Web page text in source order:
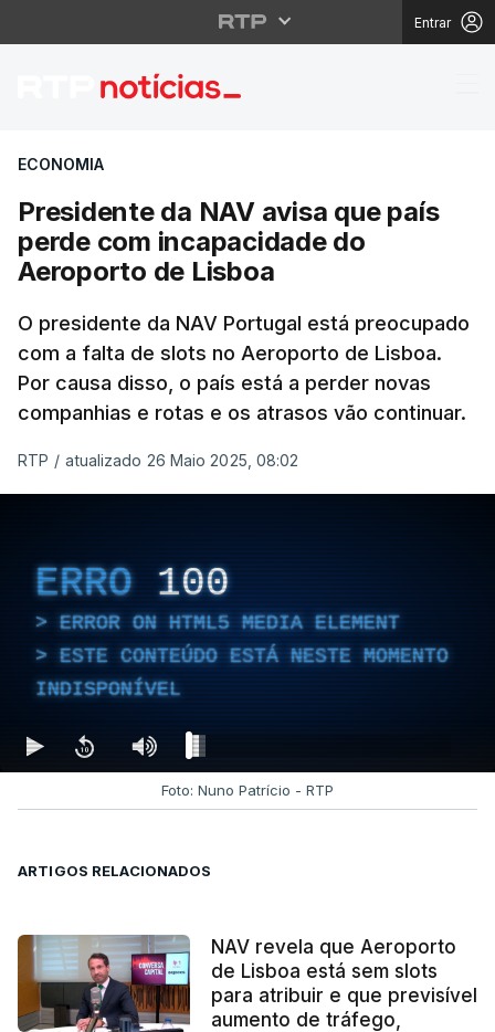
Entrar
Presidente da NAV
ECONOMIA
Presidente da NAV avisa que país
perde com incapacidade do
Aeroporto de Lisboa
O presidente da NAV Portugal está preocupado
com a falta de slots no Aeroporto de Lisboa.
Por causa disso, o país está a perder novas
companhias e rotas e os atrasos vão continuar.
RTP / atualizado 26 Maio 2025, 08:02
ERRO 100
ERROR ON HTML5 MEDIA ELEMENT
ESTE CONTEÚDO ESTÁ NESTE MOMENTO
INDISPONÍVEL
Foto: Nuno Patrício - RTP
ARTIGOS RELACIONADOS
NAV revela que Aeroporto
de Lisboa está sem slots
para atribuir e que previsível
aumento de tráfego,